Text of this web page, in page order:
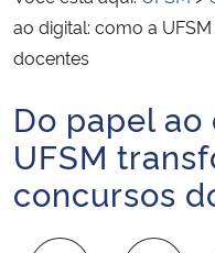
Ministério da Economia
Ministério da Infraestrutura
Ministério da Agricultura,
ao digital: como a
docentes
Início do conteúdo
Do papel
UFSM
concursos